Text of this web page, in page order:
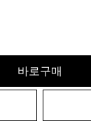
바로구매